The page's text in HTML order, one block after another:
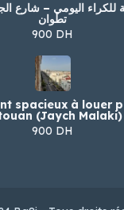
للكراء اليومي – شارع
تطوان
900 DH
spacieux à louer
(Jaych Malaki)
900 DH